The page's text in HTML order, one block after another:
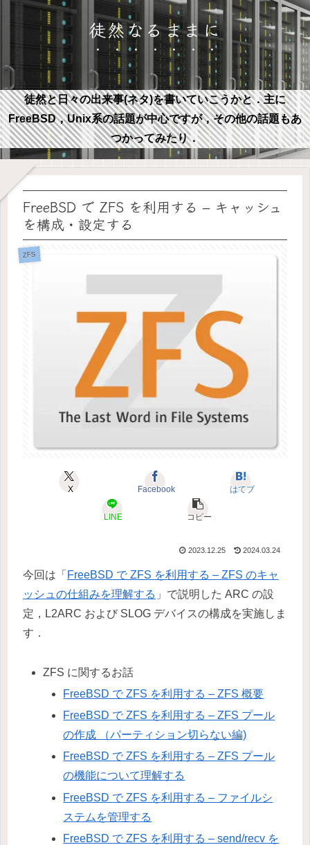
徒然なるままに
徒然と日々の出来事(ネタ)を書いていこうかと．主に
FreeBSD，Unix系の話題が中心ですが，その他の話題もあ
つかってみたり．
FreeBSD で ZFS を利用する – キャッシュ
を構成・設定する
ZFS
X Facebook はてブ
LINE コピー
2023.12.25 2024.03.24
今回は「 FreeBSD で ZFS を利用する – ZFS のキャ
ッシュの仕組みを理解する 」で説明した ARC の設
定，L2ARC および SLOG デバイスの構成を実施しま
す．
ZFS に関するお話
FreeBSD で ZFS を利用する – ZFS 概要
FreeBSD で ZFS を利用する – ZFS プール
の作成 （パーティション切らない編)
FreeBSD で ZFS を利用する – ZFS プール
の機能について理解する
FreeBSD で ZFS を利用する – ファイルシ
ステムを管理する
FreeBSD で ZFS を利用する – send/recv を